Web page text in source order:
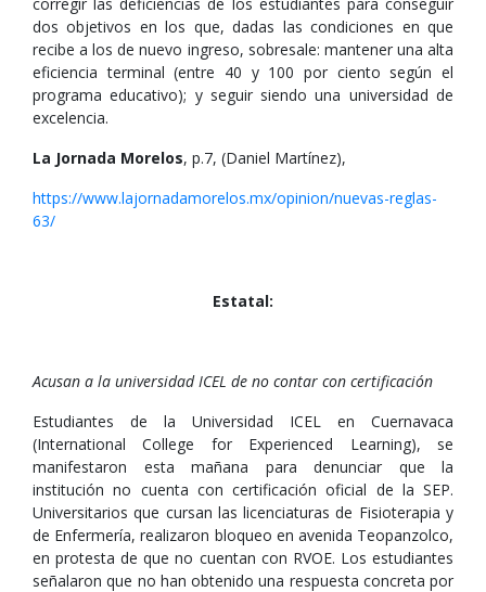
dos objetivos en los que, dadas las condiciones en que
recibe a los de nuevo ingreso, sobresale: mantener una alta
eficiencia terminal (entre 40 y 100 por ciento según el
programa educativo); y seguir siendo una universidad de
excelencia.
La Jornada Morelos, p.7, (Daniel Martínez),
https://www.lajornadamorelos.mx/opinion/nuevas-reglas-
63/
Estatal:
Acusan a la universidad ICEL de no contar con certificación
Estudiantes de la Universidad ICEL en Cuernavaca
(International College for Experienced Learning), se
manifestaron esta mañana para denunciar que la
institución no cuenta con certificación oficial de la SEP.
Universitarios que cursan las licenciaturas de Fisioterapia y
de Enfermería, realizaron bloqueo en avenida Teopanzolco,
en protesta de que no cuentan con RVOE. Los estudiantes
señalaron que no han obtenido una respuesta concreta por